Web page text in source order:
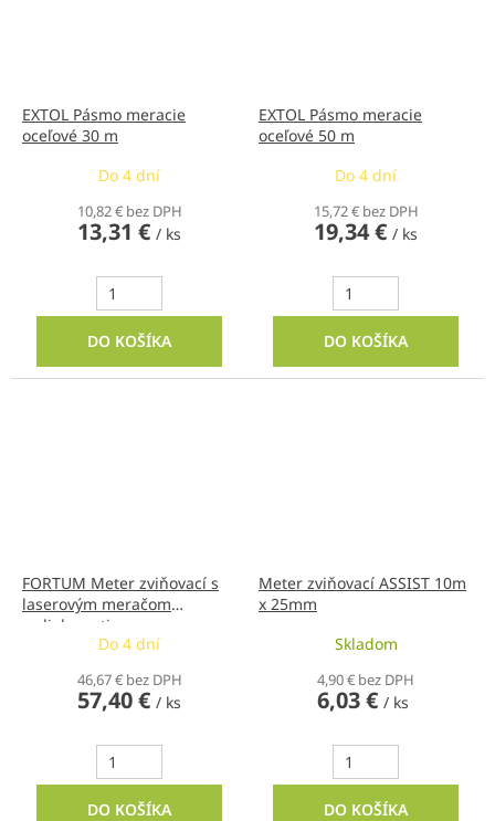
EXTOL Pásmo meracie
oceľové 30 m
Do 4 dní
10,82 € bez DPH
13,31 € / ks
DO KOŠÍKA
EXTOL Pásmo meracie
oceľové 50 m
Do 4 dní
15,72 € bez DPH
19,34 € / ks
DO KOŠÍKA
FORTUM Meter zviňovací s
laserovým meračom
vzdialenosti
Do 4 dní
46,67 € bez DPH
57,40 € / ks
DO KOŠÍKA
Meter zviňovací ASSIST 10m
x 25mm
Skladom
4,90 € bez DPH
6,03 € / ks
DO KOŠÍKA